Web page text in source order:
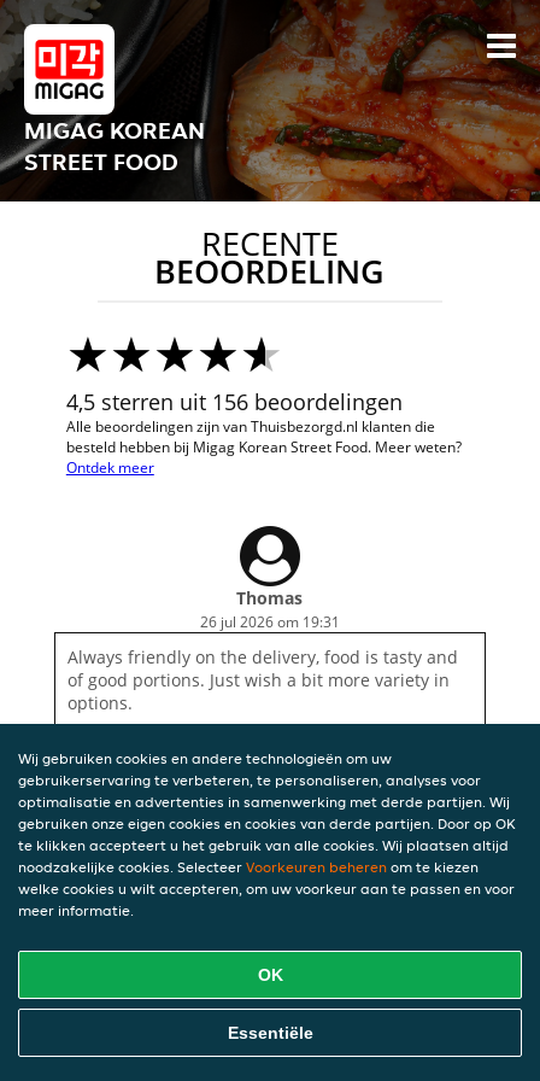
MIGAG KOREAN
STREET FOOD
RECENTE
BEOORDELING
4,5 sterren uit 156 beoordelingen
Alle beoordelingen zijn van Thuisbezorgd.nl klanten die
besteld hebben bij Migag Korean Street Food. Meer weten?
Ontdek meer
Thomas
26 jul 2026 om 19:31
Always friendly on the delivery, food is tasty and
of good portions. Just wish a bit more variety in
options.
Wij gebruiken cookies en andere technologieën om uw
gebruikerservaring te verbeteren, te personaliseren, analyses voor
optimalisatie en advertenties in samenwerking met derde partijen. Wij
gebruiken onze eigen cookies en cookies van derde partijen. Door op OK
te klikken accepteert u het gebruik van alle cookies. Wij plaatsen altijd
noodzakelijke cookies. Selecteer Voorkeuren beheren om te kiezen
welke cookies u wilt accepteren, om uw voorkeur aan te passen en voor
meer informatie.
OK
Essentiële